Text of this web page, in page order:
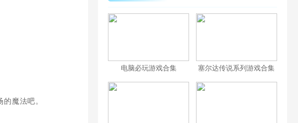
魔法吧。
电脑必玩游戏合集 塞尔达传说系列游戏合集